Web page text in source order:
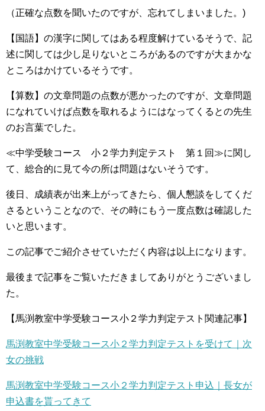
（正確な点数を聞いたのですが、忘れてしまいました。)
【国語】の漢字に関してはある程度解けているそうで、記
述に関しては少し足りないところがあるのですが大まかな
ところはかけているそうです。
【算数】の文章問題の点数が悪かったのですが、文章問題
になれていけば点数を取れるようにはなってくるとの先生
のお言葉でした。
≪中学受験コース 小２学力判定テスト 第１回≫に関し
て、総合的に見て今の所は問題はないそうです。
後日、成績表が出来上がってきたら、個人懇談をしてくだ
さるということなので、その時にもう一度点数は確認した
いと思います。
この記事でご紹介させていただく内容は以上になります。
最後まで記事をご覧いただきましてありがとうございまし
た。
【馬渕教室中学受験コース小２学力判定テスト関連記事】
馬渕教室中学受験コース小２学力判定テストを受けて｜次
女の挑戦
馬渕教室中学受験コース小２学力判定テスト申込｜長女が
申込書を貰ってきて